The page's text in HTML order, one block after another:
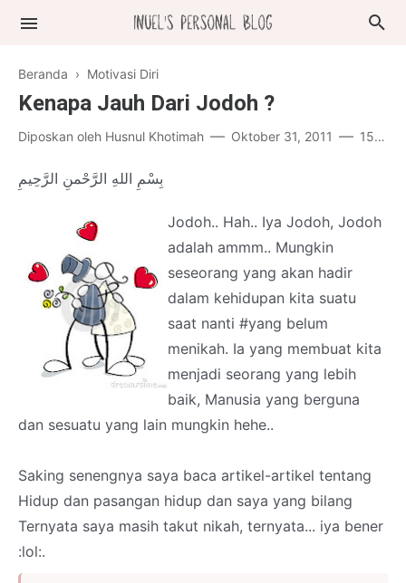
Beranda › Motivasi Diri
Kenapa Jauh Dari Jodoh ?
Diposkan oleh Husnul Khotimah Oktober 31, 2011 15 komentar
بِسْمِ اللهِ الرَّحْمنِ الرَّحِيمِ
Jodoh.. Hah.. Iya Jodoh, Jodoh
adalah ammm.. Mungkin
seseorang yang akan hadir
dalam kehidupan kita suatu
saat nanti #yang belum
menikah. Ia yang membuat kita
menjadi seorang yang lebih
baik, Manusia yang berguna
dan sesuatu yang lain mungkin hehe..
Saking senengnya saya baca artikel-artikel tentang
Hidup dan pasangan hidup dan saya yang bilang
Ternyata saya masih takut nikah, ternyata... iya bener
:lol:.